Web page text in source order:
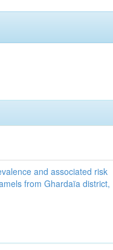
and associated risk
from Ghardaïa district,